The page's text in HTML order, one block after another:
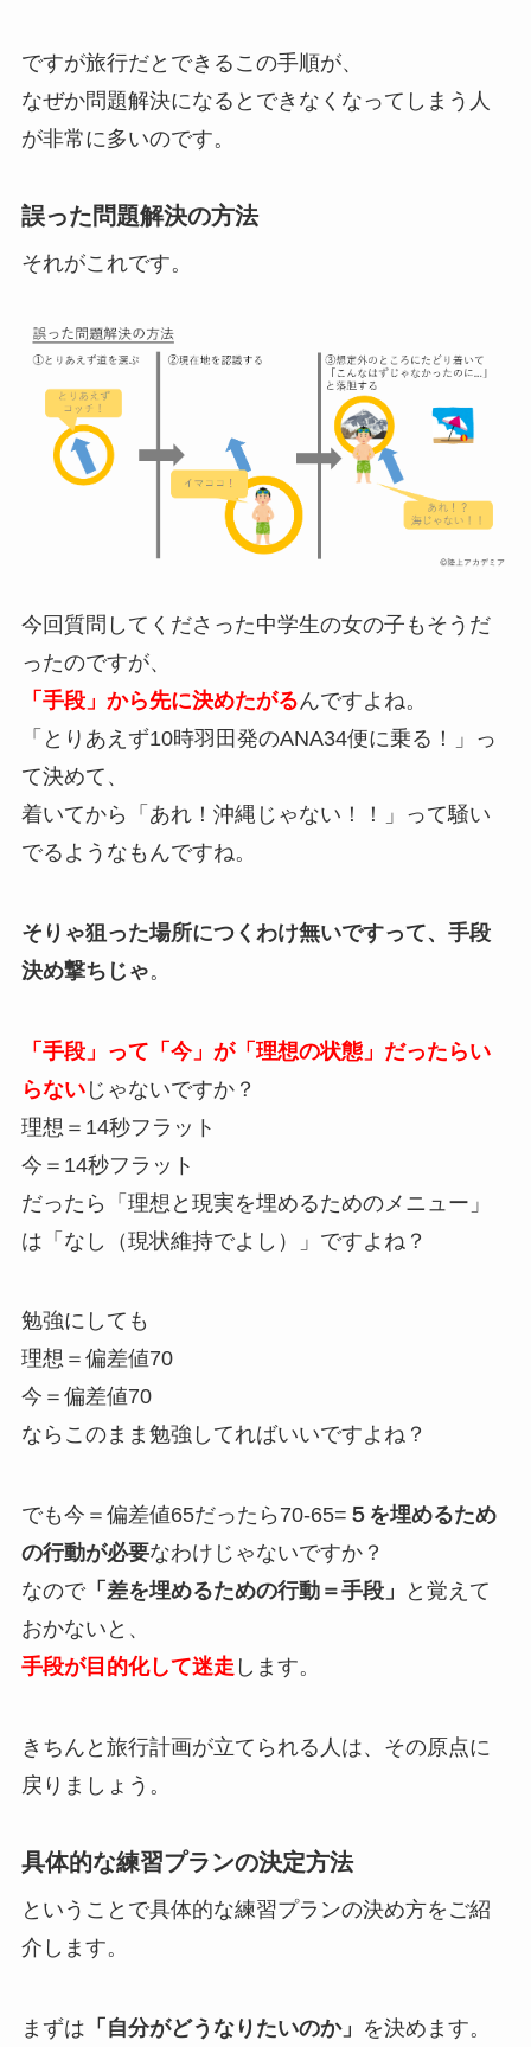
ですが旅行だとできるこの手順が、
なぜか問題解決になるとできなくなってしまう人
が非常に多いのです。
誤った問題解決の方法
それがこれです。
今回質問してくださった中学生の女の子もそうだ
ったのですが、
「手段」から先に決めたがるんですよね。
「とりあえず10時羽田発のANA34便に乗る！」っ
て決めて、
着いてから「あれ！沖縄じゃない！！」って騒い
でるようなもんですね。
そりゃ狙った場所につくわけ無いですって、手段
決め撃ちじゃ。
「手段」って「今」が「理想の状態」だったらい
らないじゃないですか？
理想＝14秒フラット
今＝14秒フラット
だったら「理想と現実を埋めるためのメニュー」
は「なし（現状維持でよし）」ですよね？
勉強にしても
理想＝偏差値70
今＝偏差値70
ならこのまま勉強してればいいですよね？
でも今＝偏差値65だったら70-65= ５を埋めるため
の行動が必要なわけじゃないですか？
なので「差を埋めるための行動＝手段」
と覚えて
おかないと、
手段が目的化して迷走します。
きちんと旅行計画が立てられる人は、その原点に
戻りましょう。
具体的な練習プランの決定方法
ということで具体的な練習プランの決め方をご紹
介します。
まずは 「自分がどうなりたいのか」 を決めます。